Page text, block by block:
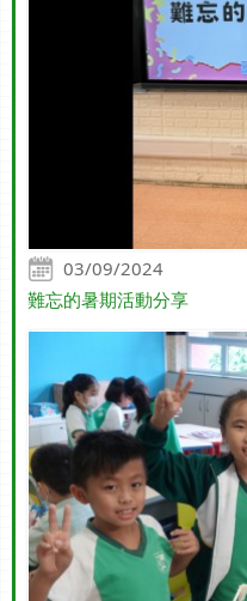
03/09/2024
難忘的暑期活動分享